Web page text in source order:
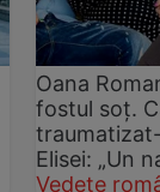
Oana
fostul soț.
Elisei: „Un
Vedete